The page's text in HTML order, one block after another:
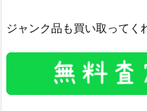
ジャンク品も買い取ってく